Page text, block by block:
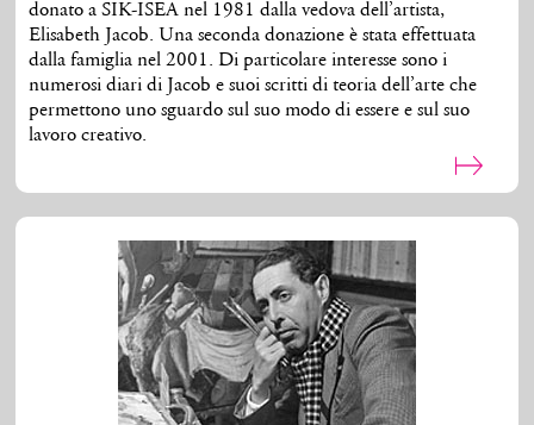
donato a SIK-ISEA nel 1981 dalla vedova dell’artista,
Elisabeth Jacob. Una seconda donazione è stata effettuata
dalla famiglia nel 2001. Di particolare interesse sono i
numerosi diari di Jacob e suoi scritti di teoria dell’arte che
permettono uno sguardo sul suo modo di essere e sul suo
lavoro creativo.